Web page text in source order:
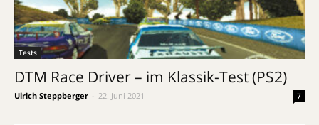
Tests
DTM Race Driver – im Klassik-Test (PS2)
Ulrich Steppberger 22. Juni 2021 7